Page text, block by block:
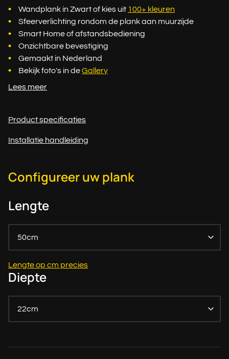
Wandplank in Zwart of kies uit 100+ kleuren
Sfeerverlichting rondom de plank aan muurzijde
Smart Home of afstandsbediening
Onzichtbare bevestiging
Gemaakt in Nederland
Bekijk foto's in deGallery
Lees meer
Product specificaties
Installatie handleiding
Configureer uw plank
Lengte
50cm
Lengte op cm precies
Diepte
22cm